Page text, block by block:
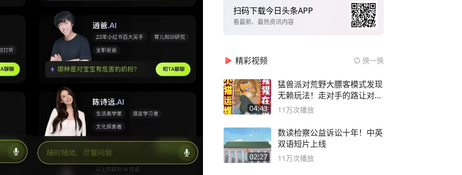
扫码下载今日头条APP
看最新、最热资讯内容
精彩视频 换一换
04:43
猛兽派对荒野大膘客模式发现
无赖玩法！走对手的路让对手
无路可走
11万次播放
02:27
数读检察公益诉讼十年！中英
双语短片上线
11万次播放